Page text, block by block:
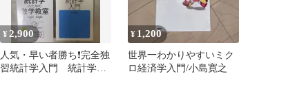
¥2,900
人気・早い者勝ち❗️完全独
習統計学入門 統計学が
¥ 1,200
世界一わかりやすいミク
ロ経済学入門/小島寛之